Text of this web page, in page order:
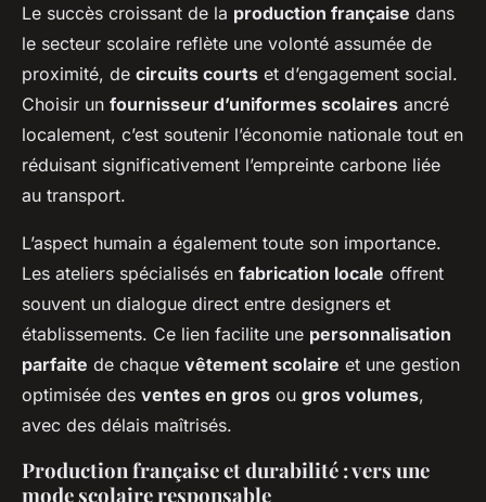
Le succès croissant de la production française dans
le secteur scolaire reflète une volonté assumée de
proximité, de circuits courts et d’engagement social.
Choisir un fournisseur d’uniformes scolaires ancré
localement, c’est soutenir l’économie nationale tout en
réduisant significativement l’empreinte carbone liée
au transport.
L’aspect humain a également toute son importance.
Les ateliers spécialisés en fabrication locale offrent
souvent un dialogue direct entre designers et
établissements. Ce lien facilite une personnalisation
parfaite de chaque vêtement scolaire et une gestion
optimisée des ventes en gros ou gros volumes,
avec des délais maîtrisés.
Production française et durabilité : vers une
mode scolaire responsable